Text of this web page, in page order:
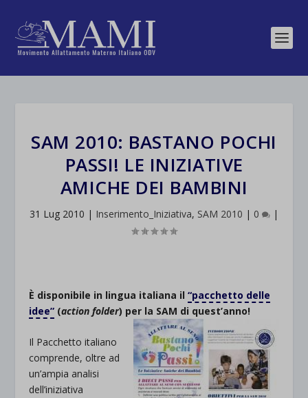
SAM 2010: BASTANO POCHI
PASSI! LE INIZIATIVE
AMICHE DEI BAMBINI
31 Lug 2010 | Inserimento_Iniziativa, SAM 2010 | 0 |
È disponibile in lingua italiana il“pacchetto delle
idee” (action folder) per la SAM di quest’anno!
Il Pacchetto italiano
comprende, oltre ad
un’ampia analisi
dell’iniziativa